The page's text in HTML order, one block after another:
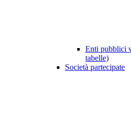
Enti pubblici
tabelle)
Società partecipate